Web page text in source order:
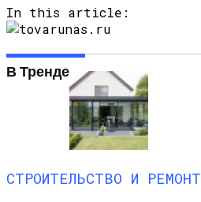
In this article:
В Тренде
СТРОИТЕЛЬСТВО И РЕМОНТ